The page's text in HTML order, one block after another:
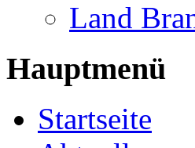
Land
Hauptmenü
Startseite